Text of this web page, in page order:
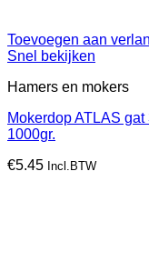
Toevoegen aan
Snel bekijken
Hamers en mokers
Mokerdop ATLAS
1000gr.
€5.45 Incl.BTW